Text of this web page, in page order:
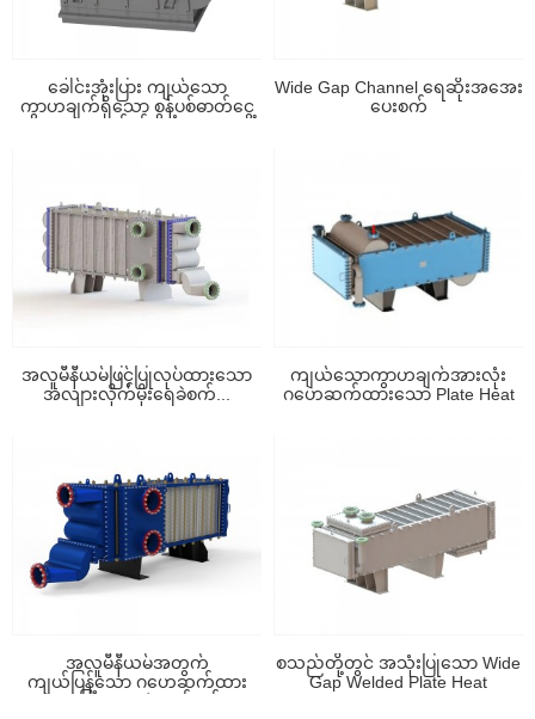
ခေါင်းအုံးပြား ကျယ်သော
ကွာဟချက်ရှိသော စွန့်ပစ်ဓာတ်ငွေ့
Wide Gap Channel ရေဆိုးအအေး
ပေးစက်
အလူမီနီယမ်ဖြင့်ပြုလုပ်ထားသော
အလျားလိုက်မိုးရေခဲစက်...
ကျယ်သောကွာဟချက်အားလုံး
ဂဟေဆက်ထားသော Plate Heat
အလူမီနီယမ်အတွက်
ကျယ်ပြန့်သော ဂဟေဆက်ထား
စသည်တို့တွင် အသုံးပြုသော Wide
Gap Welded Plate Heat